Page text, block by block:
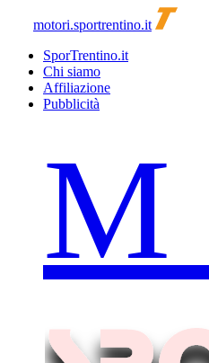
motori.sportrentino.it
SporTrentino.it
Chi siamo
Affiliazione
Pubblicità